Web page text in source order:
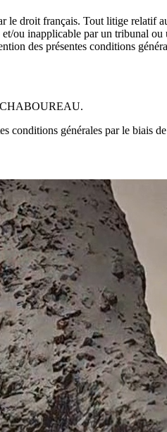
le droit français. Tout litige relatif
ou inapplicable par un tribunal
des présentes conditions
CHABOUREAU.
conditions générales par le biais